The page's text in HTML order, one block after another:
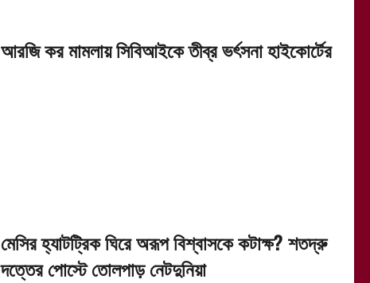
আরজি কর মামলায় সিবিআইকে তীব্র ভর্ৎসনা হাইকোর্টের
মেসির হ্যাটট্রিক ঘিরে অরূপ বিশ্বাসকে কটাক্ষ? শতদ্রু
দত্তের পোস্টে তোলপাড় নেটদুনিয়া